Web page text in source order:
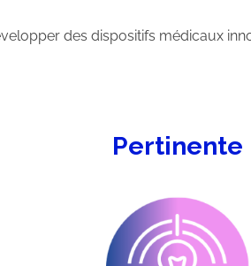
des dispositifs médicaux
Pertinente